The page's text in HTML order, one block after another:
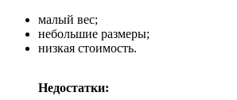
малый вес;
небольшие размеры;
низкая стоимость.
Недостатки: